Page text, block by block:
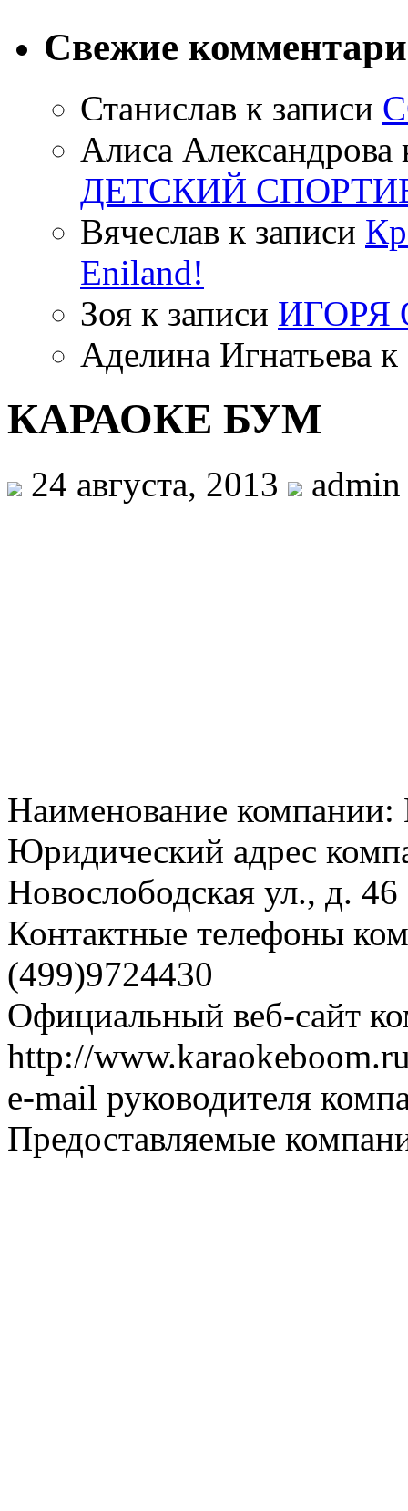
Свежие
Станислав к записи
Алиса Александрова
ДЕТСКИЙ
Вячеслав к записи
Eniland!
Зоя к записи ИГОРЯ
Аделина Игнатьева к
КАРАОКЕ БУМ
24 августа, 2013 admin
Наименование
Юридический адрес
Новослободская ул., д. 46
Контактные телефоны
(499)9724430
Официальный веб-сайт
http://
e-mail руководителя
Предоставляемые